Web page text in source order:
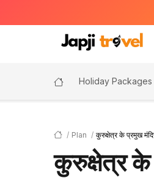
Holiday Packages
Plan कुरुक्षेत्र के प्रमुख
कुरुक्षेत्र के